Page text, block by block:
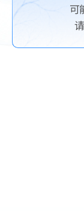
可
请